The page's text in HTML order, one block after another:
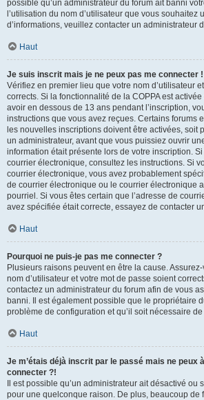
possible qu’un administrateur du forum ait banni
l’utilisation du nom d’utilisateur que vous souhaitez
d’informations, veuillez contacter un administrateur
Haut
Je suis inscrit mais je ne peux pas me connecter !
Vérifiez en premier lieu que votre nom d’utilisateur
corrects. Si la fonctionnalité de la COPPA est
avoir en dessous de 13 ans pendant l’inscription,
instructions que vous avez reçues. Certains forums
les nouvelles inscriptions doivent être activées, soit
un administrateur, avant que vous puissiez ouvrir
information était présente lors de votre inscription.
courrier électronique, consultez les instructions. Si
courrier électronique, vous avez probablement
de courrier électronique ou le courrier électronique
pourriel. Si vous êtes certain que l’adresse de
avez spécifiée était correcte, essayez de contacter
Haut
Pourquoi ne puis-je pas me connecter ?
Plusieurs raisons peuvent en être la cause.
nom d’utilisateur et votre mot de passe soient
contactez un administrateur du forum afin de vous
banni. Il est également possible que le propriétaire
problème de configuration et qu’il soit nécessaire
Haut
Je m’étais déjà inscrit par le passé mais ne peux
connecter ?!
Il est possible qu’un administrateur ait désactivé ou
pour une quelconque raison. De plus, beaucoup de